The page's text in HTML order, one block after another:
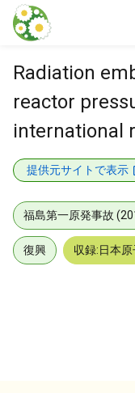
本文に飛ぶ
Radiation
reactor
international
提供元サイトで表示
福島第一原発事故
復興 収録:日本